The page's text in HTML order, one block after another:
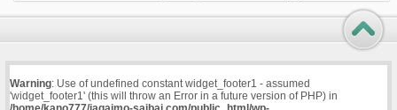
Warning: Use of undefined constant widget_footer1 - assumed
'widget_footer1' (this will throw an Error in a future version of PHP) in